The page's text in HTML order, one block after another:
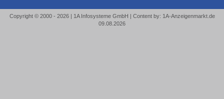
Copyright © 2000 - 2026 | 1A Infosysteme GmbH | Content by: 1A-Anzeigenmarkt.de
09.08.2026